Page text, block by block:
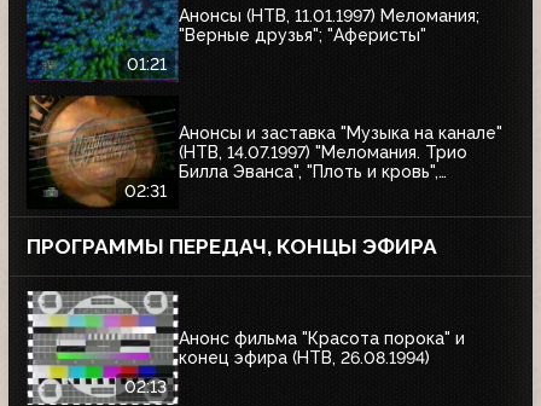
01:21
Анонсы (НТВ, 11.01.1997) Меломания;
"Верные друзья"; "Аферисты"
02:31
Анонсы и заставка "Музыка на канале"
(НТВ, 14.07.1997) "Меломания. Трио
Билла Эванса", "Плоть и кровь",
ПРОГРАММЫ ПЕРЕДАЧ, КОНЦЫ ЭФИРА
02:13
Анонс фильма "Красота порока" и
конец эфира (НТВ, 26.08.1994)